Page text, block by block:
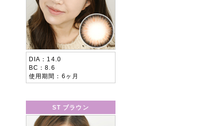
DIA
14.0
BC
8.6
使用期間
6ヶ月
ST ブラウン